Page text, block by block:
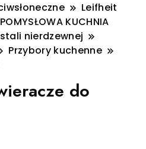
Leifheit
KUCHNIA
nierdzewnej
Przybory kuchenne
do